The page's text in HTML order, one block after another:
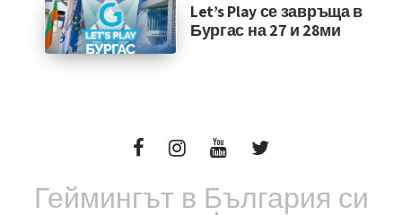
Let’s Play се завръща в
Бургас на 27 и 28ми
Геймингът в България си